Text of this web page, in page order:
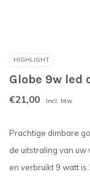
HIGHLIGHT
Globe 9w
€21,00 Incl. btw
Prachtige dimbare
de uitstraling van
en verbruikt 9 watt